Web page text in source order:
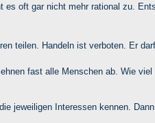
oft gar nicht mehr rational zu.
teilen. Handeln ist verboten. Er
fast alle Menschen ab. Wie
jeweiligen Interessen kennen.